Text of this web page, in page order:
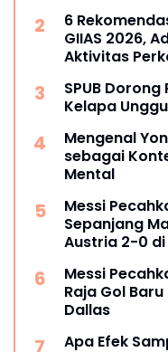
6
GIIAS 2026,
Aktivitas
SPUB
Kelapa
Mengenal
sebagai
Mental
Messi
Sepanjang
Austria 2-0 di
Messi
Raja Gol
Dallas
Apa Efek